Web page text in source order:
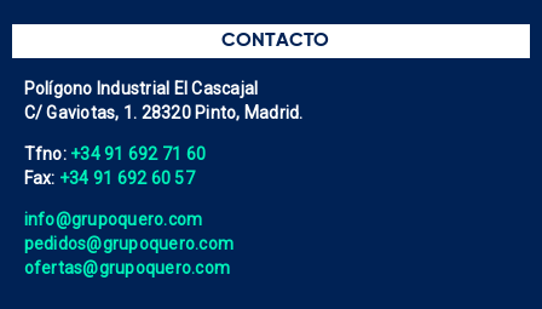
CONTACTO
Polígono Industrial El Cascajal
C/ Gaviotas, 1. 28320 Pinto, Madrid.
Tfno: +34 91 692 71 60
Fax: +34 91 692 60 57
info@grupoquero.com
pedidos@grupoquero.com
ofertas@grupoquero.com